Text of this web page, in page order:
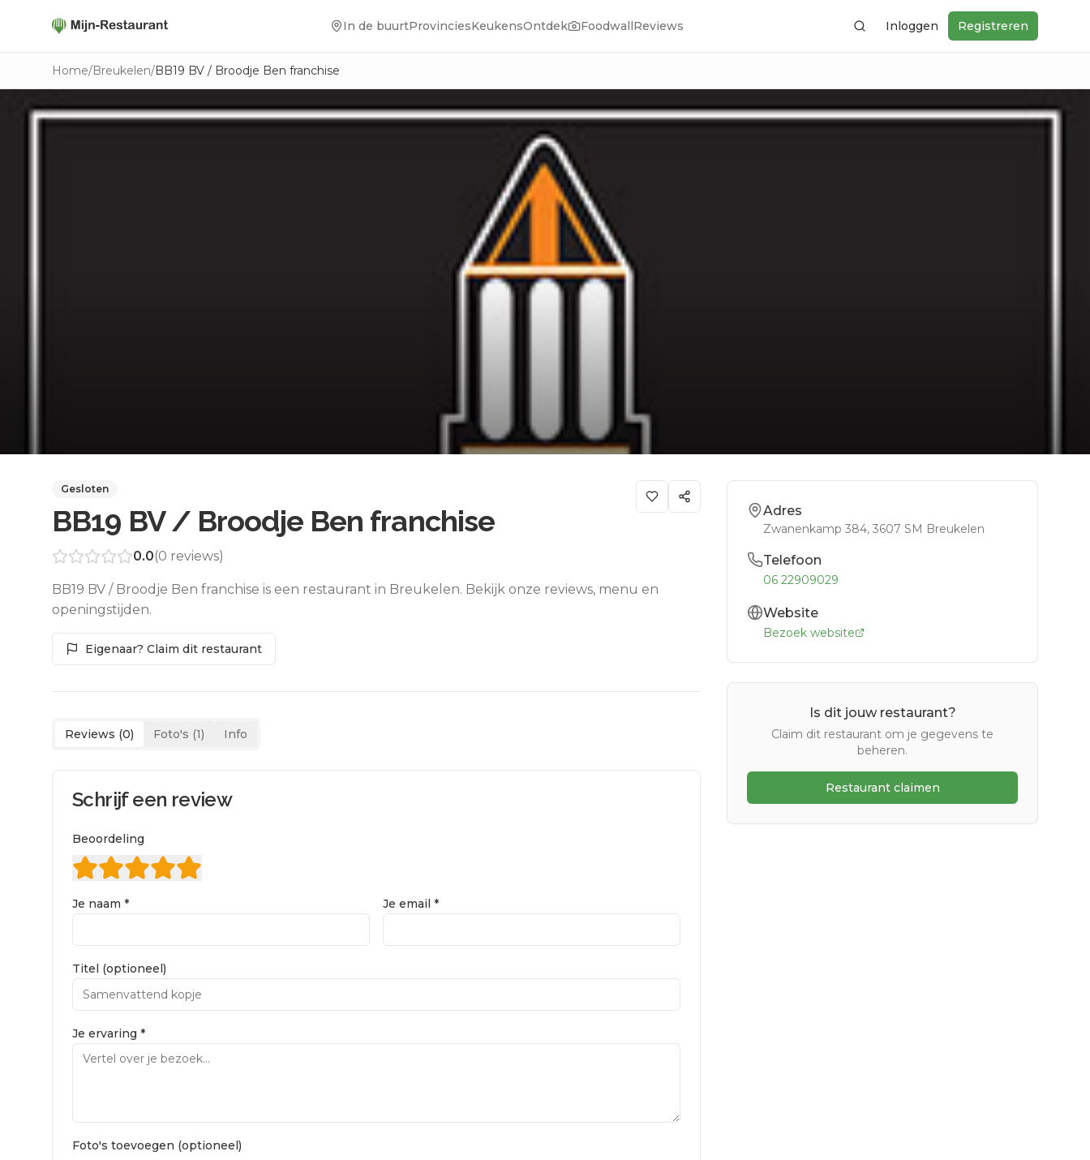
In de buurtProvinciesKeukensOntdek FoodwallReviews ZoekenInloggen Registreren
Home/Breukelen/BB19 BV / Broodje Ben franchise
Gesloten
BB19 BV / Broodje Ben franchise
0.0(0 reviews)
BB19 BV / Broodje Ben franchise is een restaurant in Breukelen. Bekijk onze reviews, menu en
openingstijden.
Eigenaar? Claim dit restaurant
Reviews (0) Foto's (1) Info
Schrijf een review
Beoordeling
Je naam * Je email *
Titel (optioneel)
Je ervaring *
Foto's toevoegen (optioneel)
Adres
Zwanenkamp 384, 3607 SM Breukelen
Telefoon
06 22909029
Website
Bezoek website
Is dit jouw restaurant?
Claim dit restaurant om je gegevens te
beheren.
Restaurant claimen